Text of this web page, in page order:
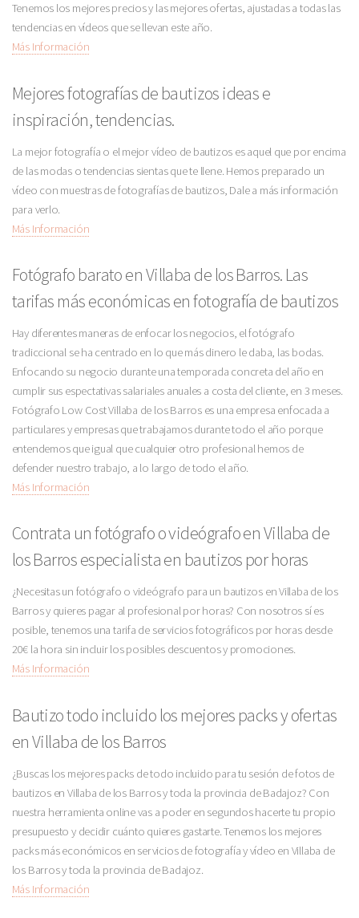
Tenemos los mejores precios y las mejores ofertas, ajustadas a todas las
tendencias en vídeos que se llevan este año.
Más Información
Mejores fotografías de bautizos ideas e
inspiración, tendencias.
La mejor fotografía o el mejor vídeo de bautizos es aquel que por encima
de las modas o tendencias sientas que te llene. Hemos preparado un
vídeo con muestras de fotografías de bautizos, Dale a más información
para verlo.
Más Información
Fotógrafo barato en Villaba de los Barros. Las
tarifas más económicas en fotografía de bautizos
Hay diferentes maneras de enfocar los negocios, el fotógrafo
tradiccional se ha centrado en lo que más dinero le daba, las bodas.
Enfocando su negocio durante una temporada concreta del año en
cumplir sus espectativas salariales anuales a costa del cliente, en 3 meses.
Fotógrafo Low Cost Villaba de los Barros es una empresa enfocada a
particulares y empresas que trabajamos durante todo el año porque
entendemos que igual que cualquier otro profesional hemos de
defender nuestro trabajo, a lo largo de todo el año.
Más Información
Contrata un fotógrafo o videógrafo en Villaba de
los Barros especialista en bautizos por horas
¿Necesitas un fotógrafo o videógrafo para un bautizos en Villaba de los
Barros y quieres pagar al profesional por horas? Con nosotros sí es
posible, tenemos una tarifa de servicios fotográficos por horas desde
20€ la hora sin incluir los posibles descuentos y promociones.
Más Información
Bautizo todo incluido los mejores packs y ofertas
en Villaba de los Barros
¿Buscas los mejores packs de todo incluido para tu sesión de fotos de
bautizos en Villaba de los Barros y toda la provincia de Badajoz? Con
nuestra herramienta online vas a poder en segundos hacerte tu propio
presupuesto y decidir cuánto quieres gastarte. Tenemos los mejores
packs más económicos en servicios de fotografía y vídeo en Villaba de
los Barros y toda la provincia de Badajoz.
Más Información